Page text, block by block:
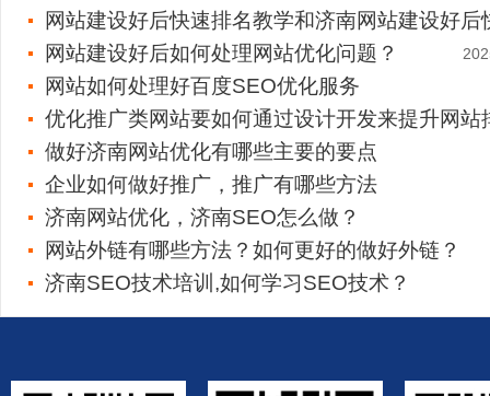
网站建设好后快速排名教学和济南网站建设好后
网站建设好后如何处理网站优化问题？
网站如何处理好百度SEO优化服务
优化推广类网站要如何通过设计开发来提升网站
做好济南网站优化有哪些主要的要点
企业如何做好推广，推广有哪些方法
济南网站优化，济南SEO怎么做？
网站外链有哪些方法？如何更好的做好外链？
济南SEO技术培训,如何学习SEO技术？